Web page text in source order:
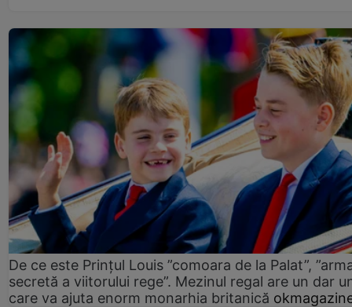
De ce este Prințul Louis ”comoara de la Palat”,
secretă a viitorului rege”. Mezinul regal are un dar
care va ajuta enorm monarhia britanică